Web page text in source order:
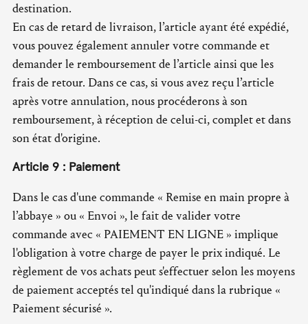
destination.
En cas de retard de livraison, l’article ayant été expédié,
vous pouvez également annuler votre commande et
demander le remboursement de l’article ainsi que les
frais de retour. Dans ce cas, si vous avez reçu l’article
après votre annulation, nous procéderons à son
remboursement, à réception de celui-ci, complet et dans
son état d'origine.
Article 9 : Paiement
Dans le cas d'une commande « Remise en main propre à
l’abbaye » ou « Envoi », le fait de valider votre
commande avec « PAIEMENT EN LIGNE » implique
l'obligation à votre charge de payer le prix indiqué. Le
règlement de vos achats peut s'effectuer selon les moyens
de paiement acceptés tel qu'indiqué dans la rubrique «
Paiement sécurisé ».